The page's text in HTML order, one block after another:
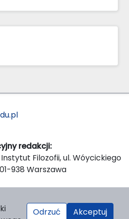
redakcji:
Filozofii, ul. Wóycickiego
938 Warszawa
UKSW, ul. Dewajtis 5, domek
Odrzuć Akceptuj